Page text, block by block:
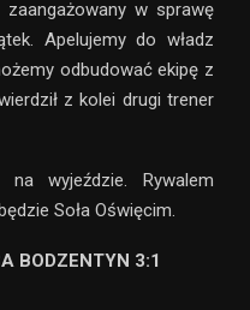
zaangażowany w sprawę
Apelujemy do władz
odbudować ekipę z
z kolei drugi trener
wyjeździe. Rywalem
Soła Oświęcim.
BODZENTYN 3:1